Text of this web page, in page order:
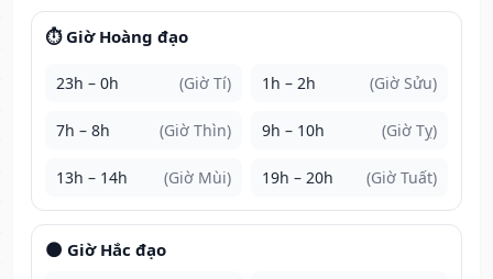
⏱️ Giờ Hoàng đạo
23h – 0h (Giờ Tí) 1h – 2h (Giờ Sửu)
7h – 8h (Giờ Thìn) 9h – 10h (Giờ Tỵ)
13h – 14h (Giờ Mùi) 19h – 20h (Giờ Tuất)
🌑 Giờ Hắc đạo